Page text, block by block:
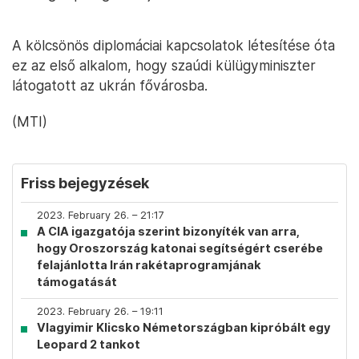
A kölcsönös diplomáciai kapcsolatok létesítése óta
ez az első alkalom, hogy szaúdi külügyminiszter
látogatott az ukrán fővárosba.
(MTI)
Friss bejegyzések
2023. February 26. – 21:17
A CIA igazgatója szerint bizonyíték van arra,
hogy Oroszország katonai segítségért cserébe
felajánlotta Irán rakétaprogramjának
támogatását
2023. February 26. – 19:11
Vlagyimir Klicsko Németországban kipróbált egy
Leopard 2 tankot